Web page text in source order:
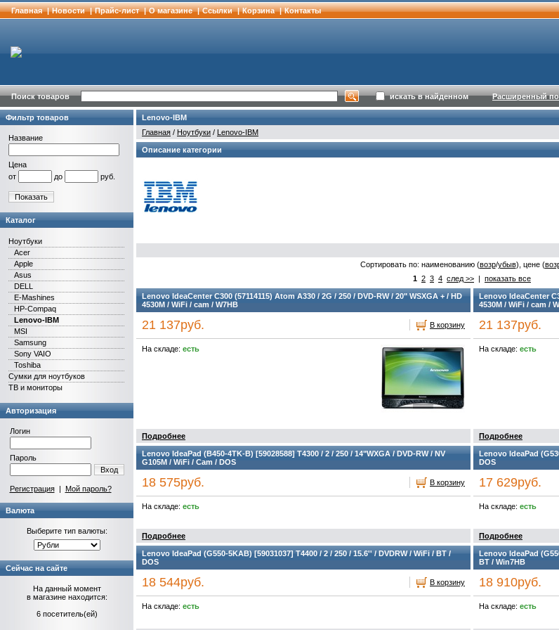
Главная | Новости | Прайс-лист | О магазине | Cсылки | Корзина | Контакты
Поиск товаров искать в найденном Расширенный
Фильтр товаров
Название
Цена
от
до руб.
Показать
Каталог
Ноутбуки
Acer
Apple
Asus
DELL
E-Mashines
HP-Compaq
Lenovo-IBM
MSI
Samsung
Sony VAIO
Toshiba
Сумки для ноутбуков
ТВ и мониторы
Авторизация
Логин
Пароль
Вход
Регистрация| Мой пароль?
Валюта
Выберите тип валюты:
Сейчас на сайте
На данный момент
в магазине находится:
6 посетитель(ей)
Lenovo-IBM
Главная / Ноутбуки / Lenovo-IBM
Описание категории
Сортировать по: наименованию (возр/убыв), цене (
1 2 3 4 след >> | показать все
Lenovo IdeaCenter С300 (57114115) Atom A330 / 2G / 250 / DVD-RW / 20" WSXGA + / HD
4530M / WiFi / cam / W7HB
21 137руб. В корзину
На складе: есть
Lenovo IdeaCenter
4530M / WiFi / cam /
21 137руб.
На складе: есть
Подробнее Подробнее
Lenovo IdeaPad (B450-4TK-B) [59028588] T4300 / 2 / 250 / 14"WXGA / DVD-RW / NV
G105M / WiFi / Cam / DOS
18 575руб. В корзину
На складе: есть
Lenovo IdeaPad
DOS
17 629руб.
На складе: есть
Подробнее Подробнее
Lenovo IdeaPad (G550-5KAB) [59031037] T4400 / 2 / 250 / 15.6'' / DVDRW / WiFi / BT /
DOS
18 544руб. В корзину
На складе: есть
Lenovo IdeaPad
BT / Win7HB
18 910руб.
На складе: есть